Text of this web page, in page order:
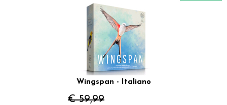
Wingspan - Italiano
€ 59,99